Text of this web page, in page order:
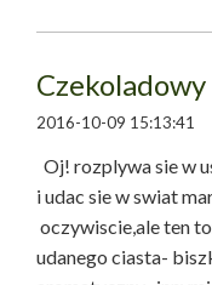
2016-10-09 15:13:41
Oj! rozplywa sie w
i udac sie w swiat
oczywiscie,ale ten
udanego ciasta-